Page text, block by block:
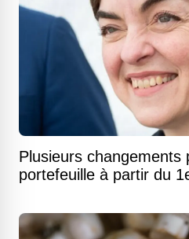
Plusieurs changements
portefeuille à partir du